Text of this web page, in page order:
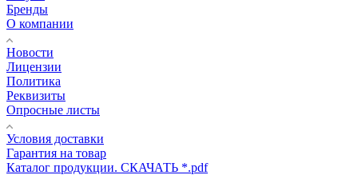
Бренды
О компании
Новости
Лицензии
Политика
Реквизиты
Опросные листы
Условия доставки
Гарантия на товар
Каталог продукции. СКАЧАТЬ *.pdf